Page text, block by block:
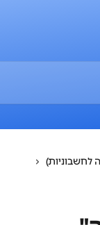
לחשבוניות)